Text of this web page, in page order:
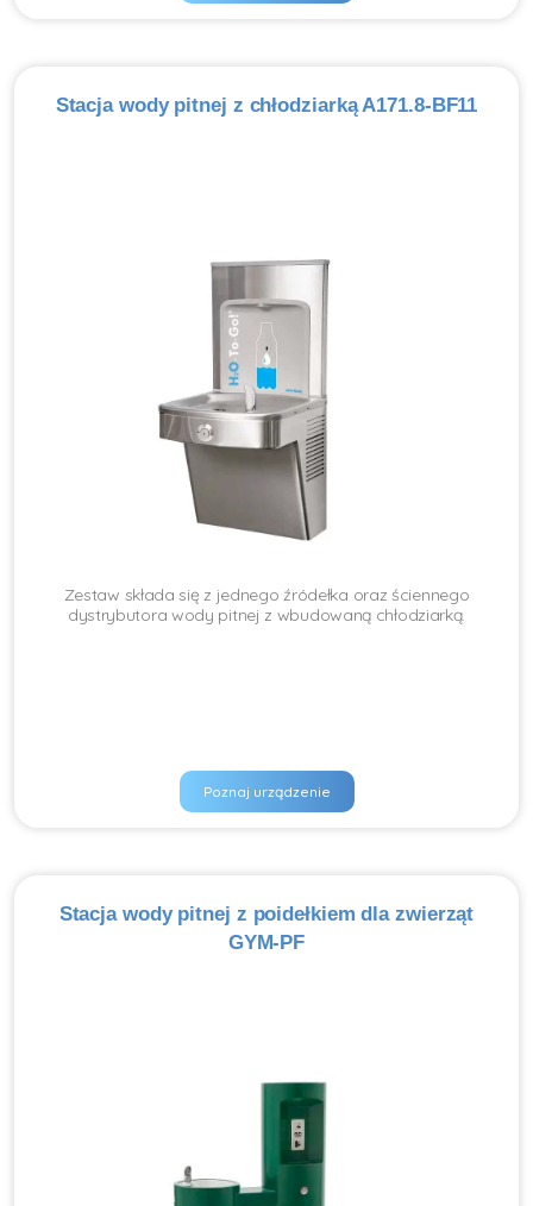
Stacja wody pitnej z chłodziarką A171.8-BF11
Zestaw składa się z jednego źródełka oraz ściennego
dystrybutora wody pitnej z wbudowaną chłodziarką.
Poznaj urządzenie
Stacja wody pitnej z poidełkiem dla zwierząt
GYM-PF